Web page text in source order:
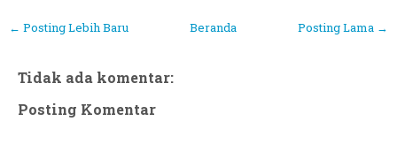
← Posting Lebih Baru Posting Lama →
Beranda
Tidak ada komentar:
Posting Komentar